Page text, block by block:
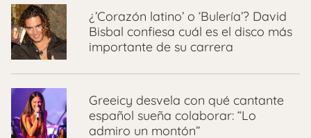
¿’Corazón latino’ o ‘Bulería’? David
Bisbal confiesa cuál es el disco más
importante de su carrera
Greeicy desvela con qué cantante
español sueña colaborar: “Lo
admiro un montón”